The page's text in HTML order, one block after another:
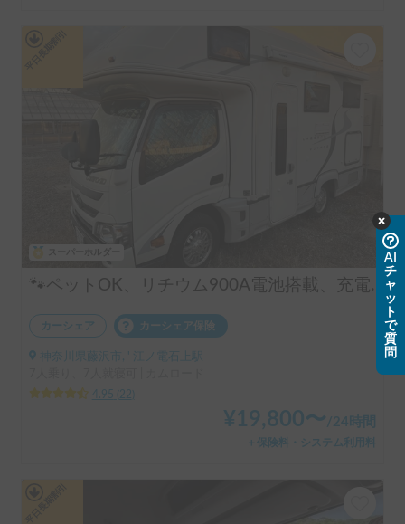
🐾ペットOK、リチウム900A電池搭載、充電強化で夏場の家庭用エアコン心配不要、FFヒーターで年中快適、近隣配車、駐車無料
カーシェア カーシェア保険
神奈川県藤沢市, ' 江ノ電石上駅
4.95
22
¥ 19,800〜 /24時間
＋保険料・システム利用料
AI
チ
ャ
ッ
ト
で
質
問